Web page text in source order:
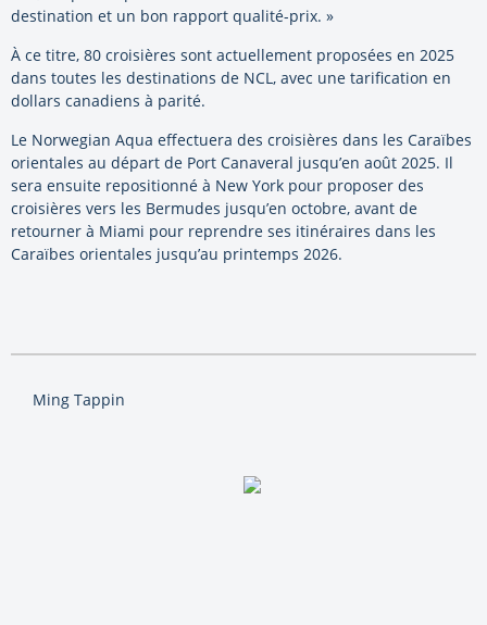
destination et un bon rapport qualité-prix. »
À ce titre, 80 croisières sont actuellement proposées en 2025
dans toutes les destinations de NCL, avec une tarification en
dollars canadiens à parité.
Le Norwegian Aqua effectuera des croisières dans les Caraïbes
orientales au départ de Port Canaveral jusqu’en août 2025. Il
sera ensuite repositionné à New York pour proposer des
croisières vers les Bermudes jusqu’en octobre, avant de
retourner à Miami pour reprendre ses itinéraires dans les
Caraïbes orientales jusqu’au printemps 2026.
Ming Tappin